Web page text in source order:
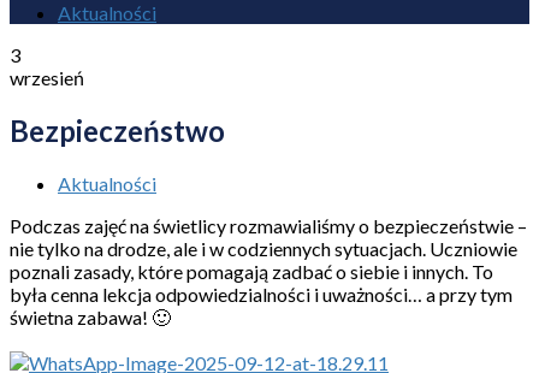
Aktualności
3
wrzesień
Bezpieczeństwo
Aktualności
Podczas zajęć na świetlicy rozmawialiśmy o bezpieczeństwie –
nie tylko na drodze, ale i w codziennych sytuacjach. Uczniowie
poznali zasady, które pomagają zadbać o siebie i innych. To
była cenna lekcja odpowiedzialności i uważności… a przy tym
świetna zabawa! 🙂